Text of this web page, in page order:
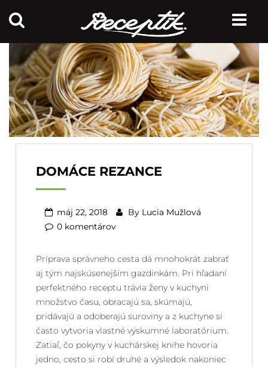
DOMÁCE REZANCE
máj 22, 2018 By Lucia Mužlová
0 komentárov
Príprava správneho cesta dá mnohokrát zabrať
aj tým najskúsenejším gazdinkám. Pri hľadaní
perfektného receptu trávia ženy v kuchyni
množstvo času, obracajú sa, skúmajú,
pridávajú a odoberajú suroviny a z kuchyne si
často vytvoria vlastné výskumné laboratórium.
Zatiaľ, čo pokyny v kuchárskej knihe hovoria
jedno, cesto si robí druhé a výsledok nakoniec